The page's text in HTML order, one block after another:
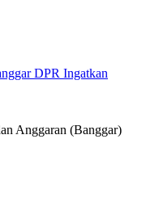
DPR Ingatkan
Anggaran (Banggar)